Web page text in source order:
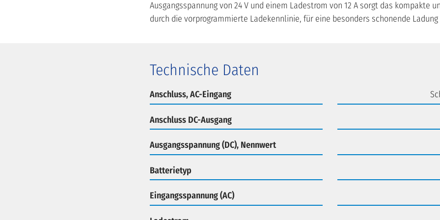
Ausgangsspannung von 24 V und einem Ladestrom von 12 A sorgt das kompakte
durch die vorprogrammierte Ladekennlinie, für eine besonders schonende
Technische Daten
Anschluss, AC-Eingang
Anschluss DC-Ausgang
Ausgangsspannung (DC), Nennwert
Batterietyp
Eingangsspannung (AC)